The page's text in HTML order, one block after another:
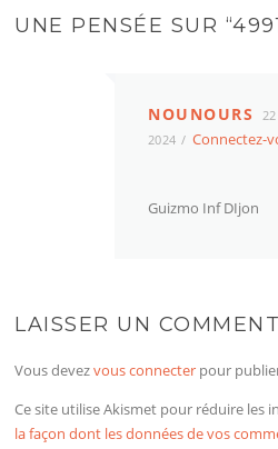
UNE PENSÉE SUR “
NOUNOURS
2024
Connectez-
Guizmo Inf DIjon
LAISSER UN
Vous devezvous connecter pour
Ce site utilise Akismet pour réduire les
la façon dont les données de vos